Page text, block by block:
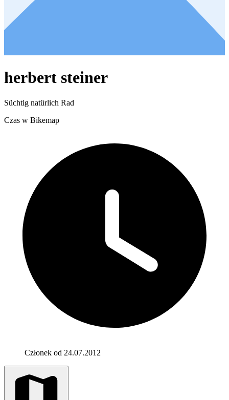
herbert steiner
Süchtig natürlich Rad
Czas w Bikemap
Członek od 24.07.2012